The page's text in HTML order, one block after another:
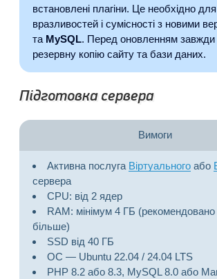
встановлені плагіни. Це необхідно
вразливостей і сумісності з новими
та MySQL. Перед оновленням завжди
резервну копію сайту та бази даних.
Підготовка сервера
Вимоги
Активна послуга Віртуальногоабо
сервера
CPU: від 2 ядер
RAM: мінімум 4 ГБ (рекомендовано
більше)
SSD від 40 ГБ
ОС — Ubuntu 22.04 / 24.04 LTS
PHP 8.2 або 8.3, MySQL 8.0 або